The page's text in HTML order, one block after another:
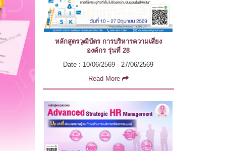
หลักสูตรวุฒิบัตร การบริหารความเสี่ยง
องค์กร รุ่นที่ 28
Date : 10/06/2569 - 27/06/2569
Read More